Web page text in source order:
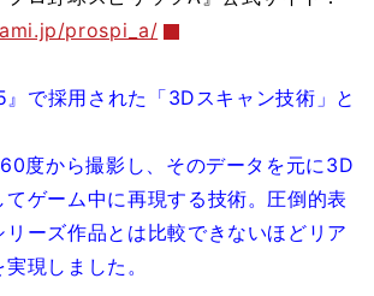
prospi_a/
で採用された「3Dスキャン技術」と
度から撮影し、そのデータを元に3D
ゲーム中に再現する技術。圧倒的表
ーズ作品とは比較できないほどリア
現しました。